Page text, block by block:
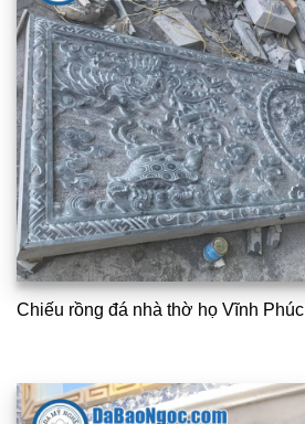
Chiếu rồng đá nhà thờ họ Vĩnh Phúc